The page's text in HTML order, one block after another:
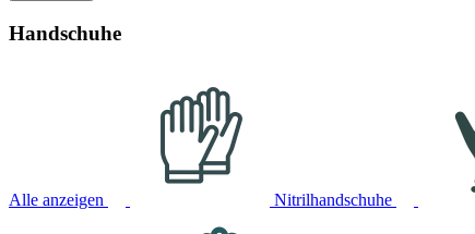
Handschuhe
Alle anzeigen Nitrilhandschuhe